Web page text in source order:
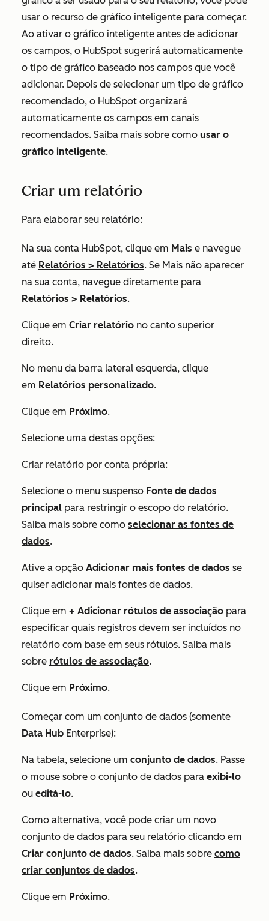
usar o recurso de gráfico inteligente para começar.
Ao ativar o gráfico inteligente antes de adicionar
os campos, o HubSpot sugerirá automaticamente
o tipo de gráfico baseado nos campos que você
adicionar. Depois de selecionar um tipo de gráfico
recomendado, o HubSpot organizará
automaticamente os campos em canais
recomendados. Saiba mais sobre como usar o
gráfico inteligente.
Criar um relatório
Para elaborar seu relatório:
Na sua conta HubSpot, clique em Mais e navegue
até Relatórios > Relatórios. Se Mais não aparecer
na sua conta, navegue diretamente para
Relatórios > Relatórios.
Clique em Criar relatório no canto superior
direito.
No menu da barra lateral esquerda, clique
em Relatórios personalizado.
Clique em Próximo.
Selecione uma destas opções:
Criar relatório por conta própria:
Selecione o menu suspenso Fonte de dados
principal para restringir o escopo do relatório.
Saiba mais sobre como selecionar as fontes de
dados.
Ative a opção Adicionar mais fontes de dados se
quiser adicionar mais fontes de dados.
Clique em + Adicionar rótulos de associação para
especificar quais registros devem ser incluídos no
relatório com base em seus rótulos. Saiba mais
sobre rótulos de associação.
Clique em Próximo.
Começar com um conjunto de dados (somente
Data Hub Enterprise):
Na tabela, selecione um conjunto de dados. Passe
o mouse sobre o conjunto de dados para exibi-lo
ou editá-lo.
Como alternativa, você pode criar um novo
conjunto de dados para seu relatório clicando em
Criar conjunto de dados. Saiba mais sobre como
criar conjuntos de dados.
Clique em Próximo.